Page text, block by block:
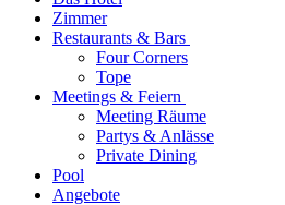
Zimmer
Restaurants & Bars
Four Corners
Tope
Meetings & Feiern
Meeting Räume
Partys & Anlässe
Private Dining
Pool
Angebote